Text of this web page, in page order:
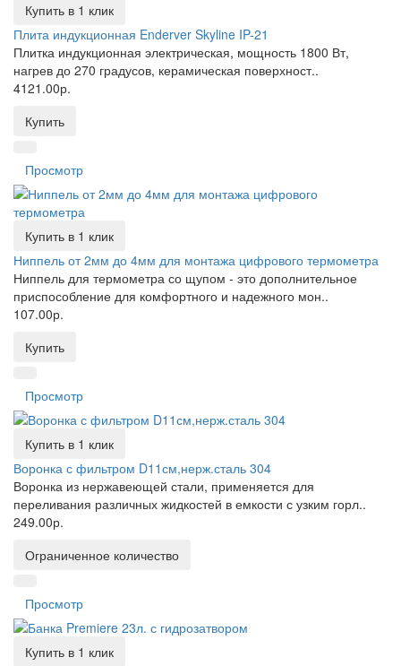
Купить в 1 клик
Плита индукционная Enderver Skyline IP-21
Плитка индукционная электрическая, мощность 1800 Вт,
нагрев до 270 градусов, керамическая поверхност..
4121.00р.
Купить
Просмотр
Купить в 1 клик
Ниппель от 2мм до 4мм для монтажа цифрового термометра
Ниппель для термометра со щупом - это дополнительное
приспособление для комфортного и надежного мон..
107.00р.
Купить
Просмотр
Купить в 1 клик
Воронка с фильтром D11см,нерж.сталь 304
Воронка из нержавеющей стали, применяется для
переливания различных жидкостей в емкости с узким горл..
249.00р.
Ограниченное количество
Просмотр
Купить в 1 клик